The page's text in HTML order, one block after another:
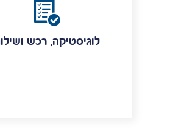
לוגיסטיקה, רכש